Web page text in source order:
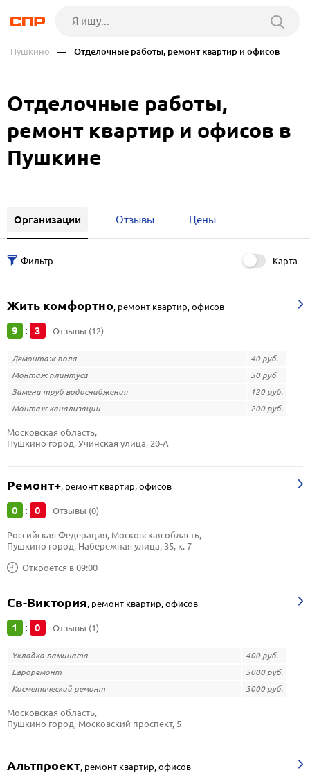
Пушкино — Отделочные работы, ремонт квартир и офисов
Отделочные работы,
ремонт квартир и офисов в
Пушкине
Организации Отзывы Цены
Карта
Жить комфортно, ремонт квартир, офисов
9 : 3 Отзывы (12)
Демонтаж пола
40 руб.
Монтаж плинтуса
50 руб.
Замена труб водоснабжения
120 руб.
Монтаж канализации
200 руб.
Московская область,
Пушкино город, Учинская улица, 20-А
Ремонт+, ремонт квартир, офисов
0 : 0 Отзывы (0)
Откроется в 09:00
Российская Федерация, Московская область,
Пушкино город, Набережная улица, 35, к. 7
Св-Виктория, ремонт квартир, офисов
1 : 0 Отзывы (1)
Укладка ламината
400 руб.
Евроремонт
5000 руб.
Косметический ремонт
3000 руб.
Московская область,
Пушкино город, Московский проспект, 5
Альтпроект, ремонт квартир, офисов